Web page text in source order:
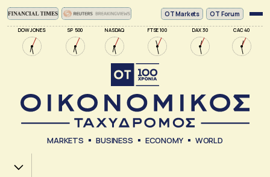
DOW JONES SP 500 NASDAQ FTSE 100 DAX 30 CAC 40
ΟΤ Markets OT Forum
MARKETS BUSINESS ECONOMY WORLD
Χ.Α.